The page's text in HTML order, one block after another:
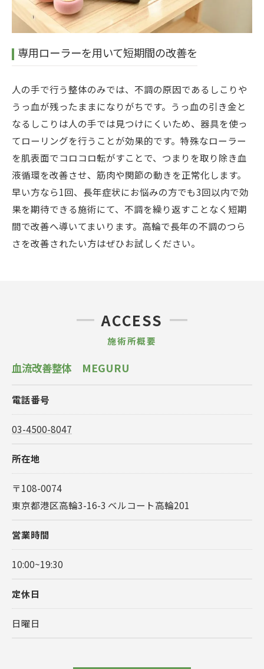
専用ローラーを用いて短期間の改善を
人の手で行う整体のみでは、不調の原因であるしこりや
うっ血が残ったままになりがちです。うっ血の引き金と
なるしこりは人の手では見つけにくいため、器具を使っ
てローリングを行うことが効果的です。特殊なローラー
を肌表面でコロコロ転がすことで、つまりを取り除き血
液循環を改善させ、筋肉や関節の動きを正常化します。
早い方なら1回、長年症状にお悩みの方でも3回以内で効
果を期待できる施術にて、不調を繰り返すことなく短期
間で改善へ導いてまいります。高輪で長年の不調のつら
さを改善されたい方はぜひお試しください。
施術所概要
ACCESS
血流改善整体 MEGURU
電話番号
03-4500-8047
所在地
〒108-0074
東京都港区高輪3-16-3 ベルコート高輪201
営業時間
10:00~19:30
定休日
日曜日